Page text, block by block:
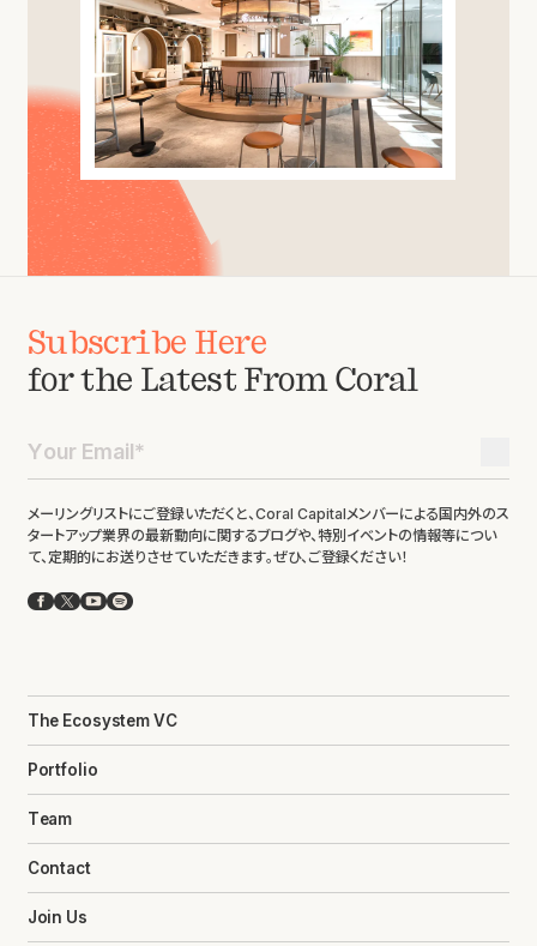
Subscribe Here
for the Latest From Coral
メーリングリストにご登録いただくと、Coral Capitalメンバーによる国内外のス
タートアップ業界の最新動向に関するブログや、特別イベントの情報等につい
て、定期的にお送りさせていただきます。ぜひ、ご登録ください！
Facebook
X YouTube
Spotify
The Ecosystem VC
Portfolio
Team
Contact
Join Us